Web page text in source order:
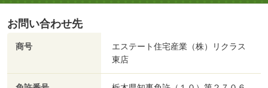
お問い合わせ先
商号
エステート住宅産業（株）リクラス
東店